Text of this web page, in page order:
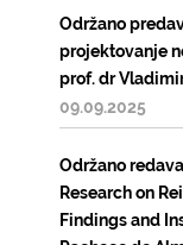
Održano
projektovanje
prof. dr
09.09.2025
Održano
Research on
Findings and